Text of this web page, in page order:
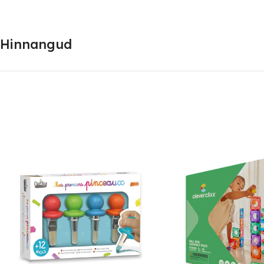
Hinnangud